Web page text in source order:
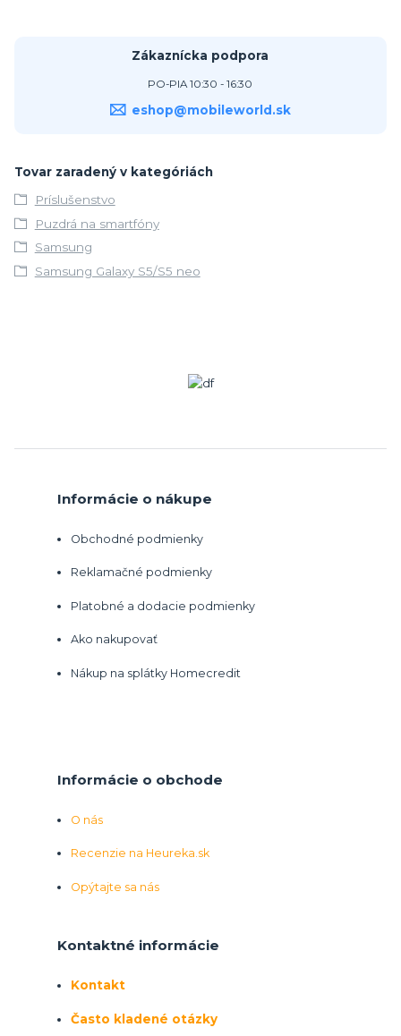
Zákaznícka podpora
PO-PIA 10:30 - 16:30
eshop@mobileworld.sk
Tovar zaradený v kategóriách
Príslušenstvo
Puzdrá na smartfóny
Samsung
Samsung Galaxy S5/S5 neo
Informácie o nákupe
Obchodné podmienky
Reklamačné podmienky
Platobné a dodacie podmienky
Ako nakupovať
Nákup na splátky Homecredit
Informácie o obchode
O nás
Recenzie na Heureka.sk
Opýtajte sa nás
Kontaktné informácie
Kontakt
Často kladené otázky